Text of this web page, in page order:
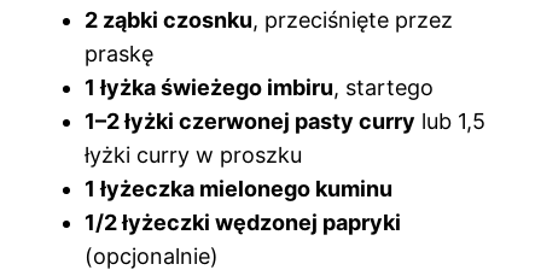
2 ząbki czosnku, przeciśnięte przez
praskę
1 łyżka świeżego imbiru, startego
1–2 łyżki czerwonej pasty curry lub 1,5
łyżki curry w proszku
1 łyżeczka mielonego kuminu
1/2 łyżeczki wędzonej papryki
(opcjonalnie)